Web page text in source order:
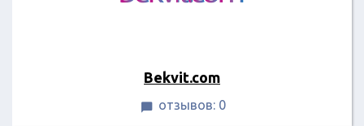
Bekvit.com
 отзывов: 0